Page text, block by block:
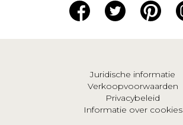
Juridische informatie
Verkoopvoorwaarden
Privacybeleid
Informatie over cookies